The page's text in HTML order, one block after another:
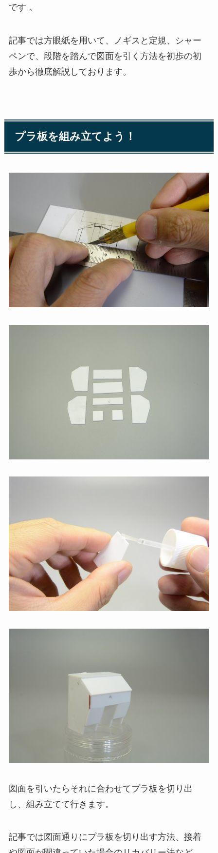
です 。
記事では方眼紙を用いて、ノギスと定規、シャー
ペンで、段階を踏んで図面を引く方法を初歩の初
歩から徹底解説しております。
プラ板を組み立てよう！
図面を引いたらそれに合わせてプラ板を切り出
し、組み立てて行きます。
記事では図面通りにプラ板を切り出す方法、接着